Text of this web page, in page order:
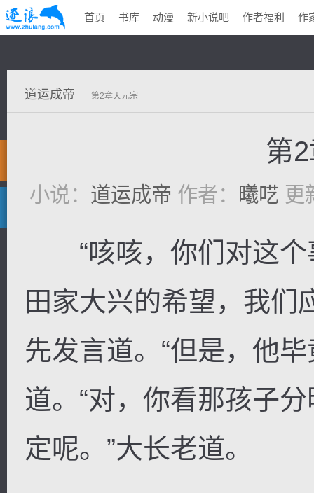
首页 书库 动漫 新小说吧 作者福利 作
道运成帝 第2章天元宗
第
小说： 道运成帝 作者： 曦呓 更
“咳咳，你们对这个
田家大兴的希望，我们
先发言道。“但是，他
道。“对，你看那孩子
定呢。”大长老道。